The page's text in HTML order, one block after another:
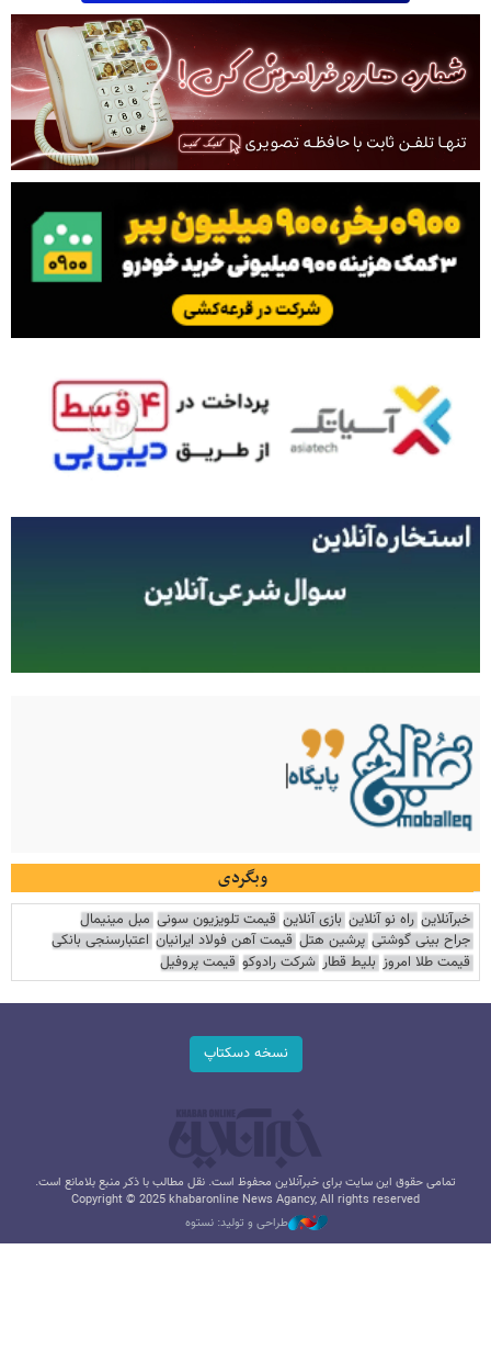
وبگردی
خبرآنلاین راه نو آنلاین بازی آنلاین قیمت تلویزیون سونی مبل مینیمال
جراح بینی گوشتی پرشین هتل قیمت آهن فولاد ایرانیان اعتبارسنجی بانکی
قیمت طلا امروز بلیط قطار شرکت رادوکو قیمت پروفیل
نسخه دسکتاپ
تمامی حقوق این سایت برای خبرآنلاین محفوظ است. نقل مطالب با ذکر منبع بلامانع است.
Copyright © 2025 khabaronline News Agancy, All rights reserved
طراحی و تولید: نستوه